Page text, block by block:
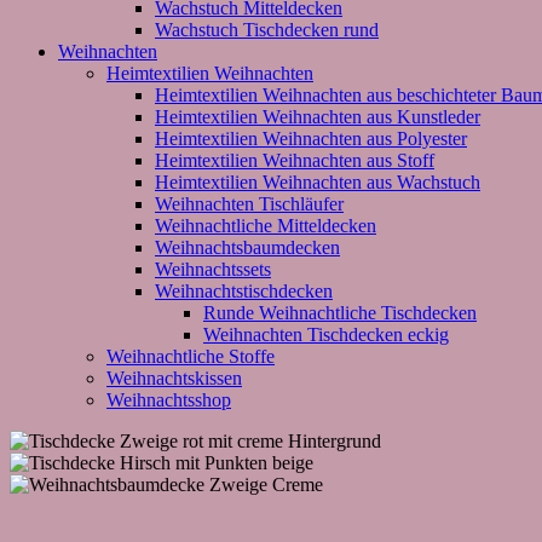
Wachstuch Mitteldecken
Wachstuch Tischdecken rund
Weihnachten
Heimtextilien Weihnachten
Heimtextilien Weihnachten aus beschichteter
Heimtextilien Weihnachten aus Kunstleder
Heimtextilien Weihnachten aus Polyester
Heimtextilien Weihnachten aus Stoff
Heimtextilien Weihnachten aus Wachstuch
Weihnachten Tischläufer
Weihnachtliche Mitteldecken
Weihnachtsbaumdecken
Weihnachtssets
Weihnachtstischdecken
Runde Weihnachtliche Tischdecken
Weihnachten Tischdecken eckig
Weihnachtliche Stoffe
Weihnachtskissen
Weihnachtsshop